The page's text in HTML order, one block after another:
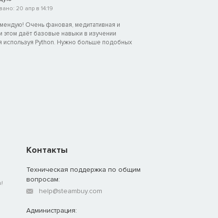
20 апр в 14:19
Очень фановая, медитативная и
этом даёт базовые навыки в изучении
используя Python. Нужно больше подобных
Контакты
Техническая поддержка по общим
вопросам:
help@steambuy.com
Администрация: